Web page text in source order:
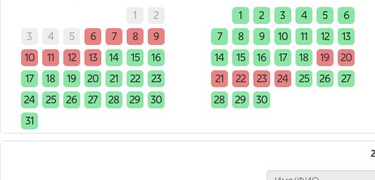
1
2
3
4 5 6 7 8
9
10
11 12 13 14 15
16
17
18 19 20 21 22
23
24
25 26 27 28 29
30
31
1 2 3 4 5
6
7
8 9 10 11 12
13
14
15 16 17 18 19
20
21
22 23 24 25 26
27
28
29 30